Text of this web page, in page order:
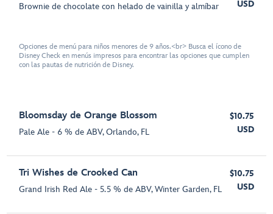
Brownie de chocolate con helado de vainilla y almíbar USD
Opciones de menú para niños menores de 9 años.<br> Busca el ícono de
Disney Check en menús impresos para encontrar las opciones que cumplen
con las pautas de nutrición de Disney.
Bloomsday de Orange Blossom
Pale Ale - 6 % de ABV, Orlando, FL
$10.75
USD
Tri Wishes de Crooked Can
Grand Irish Red Ale - 5.5 % de ABV, Winter Garden, FL
$10.75
USD